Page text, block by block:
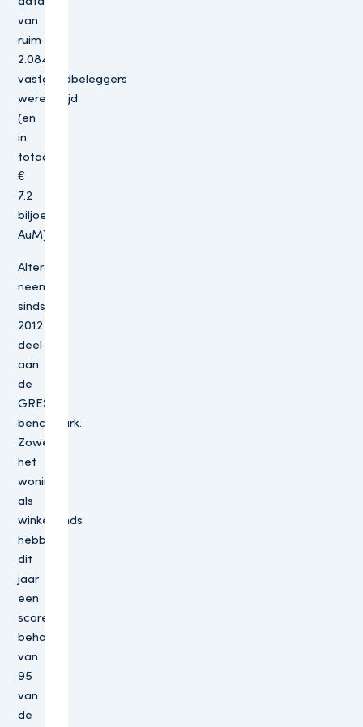
van
ruim
2.084
vastgoedbeleggers
wereldwijd
(en
in
totaal
€
7.2
biljoen
AuM).
Altera
neemt
sinds
2012
deel
aan
de
GRESB
benchmark.
Zowel
het
woning-
als
winkelfonds
hebben
dit
jaar
een
score
behaald
van
95
van
de